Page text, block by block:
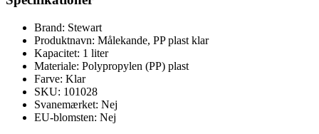
Brand: Stewart
Produktnavn: Målekande, PP plast klar
Kapacitet: 1 liter
Materiale: Polypropylen (PP) plast
Farve: Klar
SKU: 101028
Svanemærket: Nej
EU-blomsten: Nej